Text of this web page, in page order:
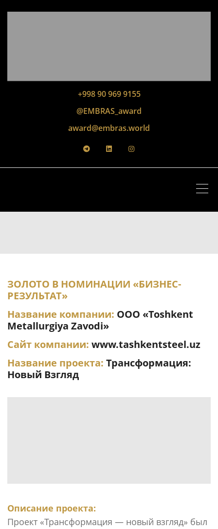
+998 90 969 9155
@EMBRAS_award
award@embras.world
ЗОЛОТО В НОМИНАЦИИ «БИЗНЕС-
РЕЗУЛЬТАТ»
Название компании: ООО «Toshkent
Metallurgiya Zavodi»
Сайт компании: www.tashkentsteel.uz
Название проекта: Трансформация:
Новый Взгляд
Описание проекта:
Проект «Трансформация — новый взгляд» был